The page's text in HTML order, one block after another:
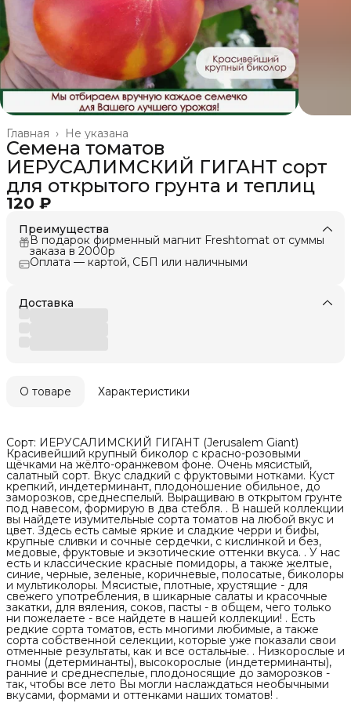
Не указана
Главная ›
Семена томатов
ИЕРУСАЛИМСКИЙ ГИГАНТ сорт
для открытого грунта и теплиц
120 ₽
Преимущества
В подарок фирменный магнит Freshtomat от суммы
заказа в 2000р
Оплата — картой, СБП или наличными
Доставка
О товаре Характеристики
Сорт: ИЕРУСАЛИМСКИЙ ГИГАНТ (Jerusalem Giant)
Красивейший крупный биколор с красно-розовыми
щёчками на жёлто-оранжевом фоне. Очень мясистый,
салатный сорт. Вкус сладкий с фруктовыми нотками. Куст
крепкий, индетерминант, плодоношение обильное, до
заморозков, среднеспелый. Выращиваю в открытом грунте
под навесом, формирую в два стебля. . В нашей коллекции
вы найдете изумительные сорта томатов на любой вкус и
цвет. Здесь есть самые яркие и сладкие черри и бифы,
крупные сливки и сочные сердечки, с кислинкой и без,
медовые, фруктовые и экзотические оттенки вкуса. . У нас
есть и классические красные помидоры, а также желтые,
синие, черные, зеленые, коричневые, полосатые, биколоры
и мультиколоры. Мясистые, плотные, хрустящие - для
свежего употребления, в шикарные салаты и красочные
закатки, для вяления, соков, пасты - в общем, чего только
ни пожелаете - все найдете в нашей коллекции! . Есть
редкие сорта томатов, есть многими любимые, а также
сорта собственной селекции, которые уже показали свои
отменные результаты, как и все остальные. . Низкорослые и
гномы (детерминанты), высокорослые (индетерминанты),
ранние и среднеспелые, плодоносящие до заморозков -
так, чтобы все лето Вы могли наслаждаться необычными
вкусами, формами и оттенками наших томатов! .